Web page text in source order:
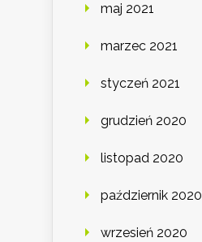
maj 2021
marzec 2021
styczeń 2021
grudzień 2020
listopad 2020
październik 2020
wrzesień 2020